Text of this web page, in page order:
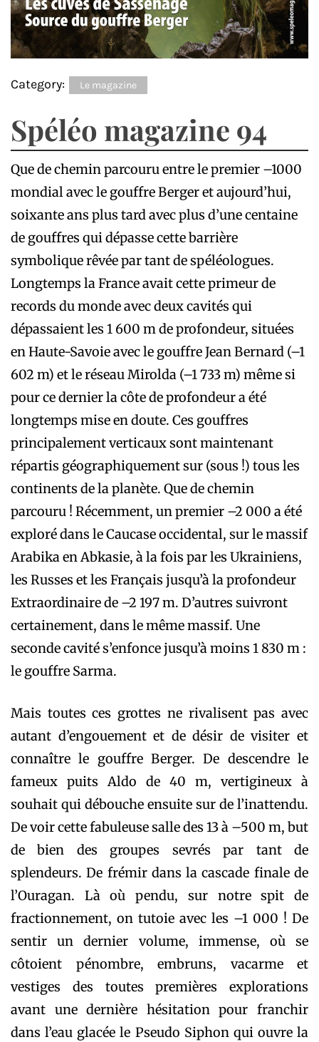
Category: Le magazine
Spéléo magazine 94
Que de chemin parcouru entre le premier –1000
mondial avec le gouffre Berger et aujourd’hui,
soixante ans plus tard avec plus d’une centaine
de gouffres qui dépasse cette barrière
symbolique rêvée par tant de spéléologues.
Longtemps la France avait cette primeur de
records du monde avec deux cavités qui
dépassaient les 1 600 m de profondeur, situées
en Haute-Savoie avec le gouffre Jean Bernard (–1
602 m) et le réseau Mirolda (–1 733 m) même si
pour ce dernier la côte de profondeur a été
longtemps mise en doute. Ces gouffres
principalement verticaux sont maintenant
répartis géographiquement sur (sous !) tous les
continents de la planète. Que de chemin
parcouru ! Récemment, un premier –2 000 a été
exploré dans le Caucase occidental, sur le massif
Arabika en Abkasie, à la fois par les Ukrainiens,
les Russes et les Français jusqu’à la profondeur
Extraordinaire de –2 197 m. D’autres ­suivront
certainement, dans le même massif. Une
seconde cavité s’enfonce jusqu’à moins 1 830 m :
le gouffre Sarma.
Mais toutes ces grottes ne rivalisent pas avec
autant d’engouement et de désir de visiter et
connaître le gouffre Berger. De descendre le
fameux puits Aldo de 40 m, vertigineux à
souhait qui débouche ensuite sur de l’inattendu.
De voir cette fabuleuse salle des 13 à –500 m, but
de bien des groupes sevrés par tant de
splendeurs. De frémir dans la cascade finale de
l’Ouragan. Là où pendu, sur notre spit de
fractionnement, on tutoie avec les –1 000 ! De
sentir un dernier volume, immense, où se
côtoient pénombre, embruns, vacarme et
vestiges des toutes premières explorations
avant une dernière hésitation pour franchir
dans l’eau glacée le Pseudo Siphon qui ouvre la